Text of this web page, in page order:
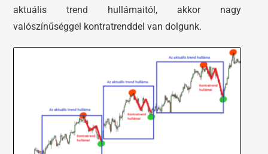
aktuális trend hullámaitól, akkor nagy
valószínűséggel kontratrenddel van dolgunk.